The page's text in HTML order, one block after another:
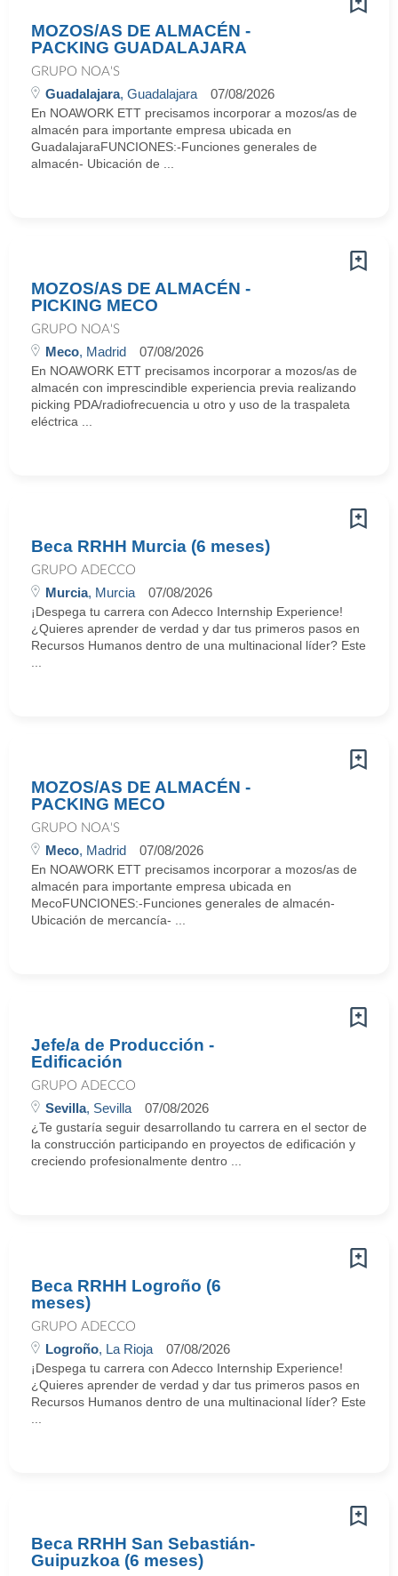
MOZOS/AS DE ALMACÉN -
PACKING GUADALAJARA
GRUPO NOA'S
Guadalajara, Guadalajara 07/08/2026
En NOAWORK ETT precisamos incorporar a mozos/as de
almacén para importante empresa ubicada en
GuadalajaraFUNCIONES:-Funciones generales de
almacén- Ubicación de ...
MOZOS/AS DE ALMACÉN -
PICKING MECO
GRUPO NOA'S
Meco, Madrid 07/08/2026
En NOAWORK ETT precisamos incorporar a mozos/as de
almacén con imprescindible experiencia previa realizando
picking PDA/radiofrecuencia u otro y uso de la traspaleta
eléctrica ...
Beca RRHH Murcia (6 meses)
GRUPO ADECCO
Murcia, Murcia 07/08/2026
¡Despega tu carrera con Adecco Internship Experience!
¿Quieres aprender de verdad y dar tus primeros pasos en
Recursos Humanos dentro de una multinacional líder? Este
MOZOS/AS DE ALMACÉN -
PACKING MECO
GRUPO NOA'S
Meco, Madrid 07/08/2026
En NOAWORK ETT precisamos incorporar a mozos/as de
almacén para importante empresa ubicada en
MecoFUNCIONES:-Funciones generales de almacén-
Ubicación de mercancía- ...
Jefe/a de Producción -
Edificación
GRUPO ADECCO
Sevilla, Sevilla 07/08/2026
¿Te gustaría seguir desarrollando tu carrera en el sector de
la construcción participando en proyectos de edificación y
creciendo profesionalmente dentro ...
Beca RRHH Logroño (6
meses)
GRUPO ADECCO
Logroño, La Rioja 07/08/2026
¡Despega tu carrera con Adecco Internship Experience!
¿Quieres aprender de verdad y dar tus primeros pasos en
Recursos Humanos dentro de una multinacional líder? Este
Beca RRHH San Sebastián-
Guipuzkoa (6 meses)